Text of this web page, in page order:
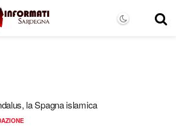
la Spagna islamica